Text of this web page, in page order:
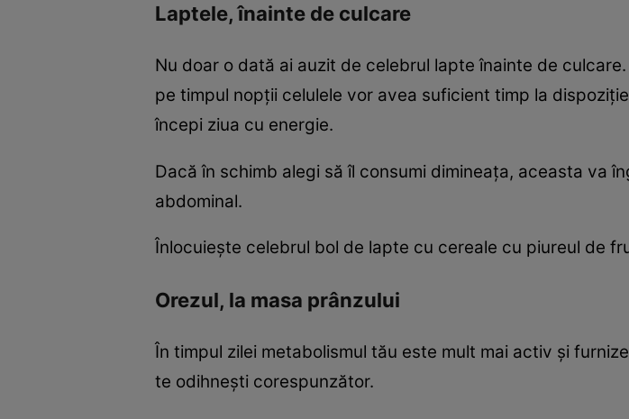
Laptele, înainte de culcare
Nu doar o dată ai auzit de celebrul lapte înainte de
pe timpul nopţii celulele vor avea suficient timp la
începi ziua cu energie.
Dacă în schimb alegi să îl consumi dimineaţa, aceasta va
abdominal.
Înlocuieşte celebrul bol de lapte cu cereale cu piureul de
Orezul, la masa prânzului
În timpul zilei metabolismul tău este mult mai activ şi
te odihneşti corespunzător.